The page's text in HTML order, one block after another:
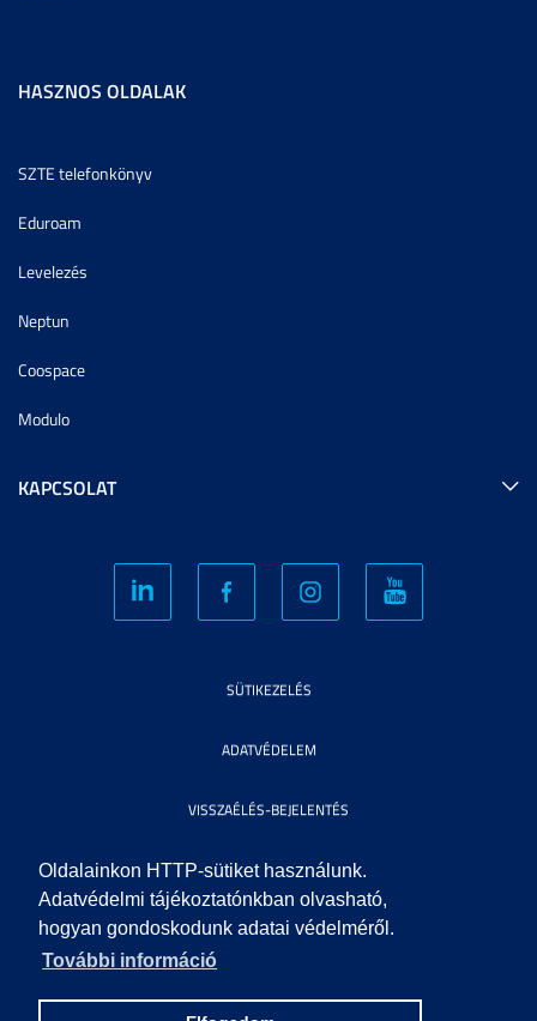
Oldalainkon HTTP-sütiket használunk.
Adatvédelmi tájékoztatónkban olvasható,
hogyan gondoskodunk adatai védelméről.
További információ
HASZNOS OLDALAK
SZTE telefonkönyv
Eduroam
Levelezés
Neptun
Coospace
Modulo
KAPCSOLAT
SÜTIKEZELÉS
ADATVÉDELEM
VISSZAÉLÉS-BEJELENTÉS
KÖZÉRDEKŰ ADATOK
IMPRESSZUM